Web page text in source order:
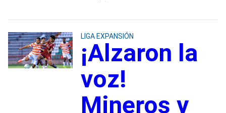
LIGA EXPANSIÓN
¡Alzaron la
voz!
Mineros y